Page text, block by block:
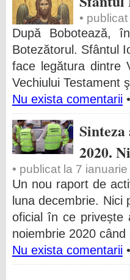
•
După Bobotează,
Botezătorul. Sfântul
face legătura dintre
Vechiului Testament
Nu exista comentarii •
2020.
• publicat la 7
Un nou raport de
luna decembrie.
oficial în ce privește
noiembrie 2020
Nu exista comentarii •